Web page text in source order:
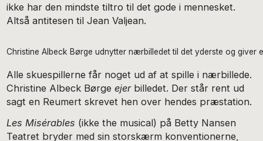
ikke har den mindste tiltro til det gode i mennesket.
Altså antitesen til Jean Valjean.
Christine Albeck Børge udnytter nærbilledet til det yderste og
Alle skuespillerne får noget ud af at spille i nærbillede.
Christine Albeck Børgeejerbilledet. Der står rent ud
sagt en Reumert skrevet hen over hendes præstation.
Les Misérables (ikke the musical) på Betty Nansen
Teatret bryder med sin storskærm konventionerne,